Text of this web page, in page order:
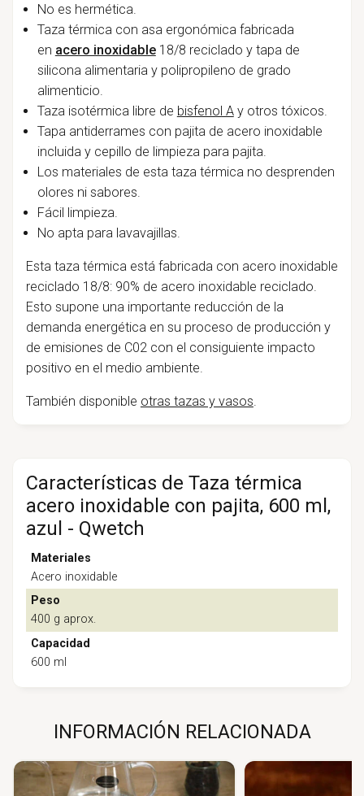
No es hermética.
Taza térmica con asa ergonómica fabricada
en acero inoxidable 18/8 reciclado y tapa de
silicona alimentaria y polipropileno de grado
alimenticio.
Taza isotérmica libre de bisfenol Ay otros tóxicos.
Tapa antiderrames con pajita de acero inoxidable
incluida y cepillo de limpieza para pajita.
Los materiales de esta taza térmica no desprenden
olores ni sabores.
Fácil limpieza.
No apta para lavavajillas.
Esta taza térmica está fabricada con acero inoxidable
reciclado 18/8: 90% de acero inoxidable reciclado.
Esto supone una importante reducción de la
demanda energética en su proceso de producción y
de emisiones de C02 con el consiguiente impacto
positivo en el medio ambiente.
También disponible otras tazas y vasos.
Características de Taza térmica
acero inoxidable con pajita, 600 ml,
azul - Qwetch
Materiales
Acero inoxidable
Peso
400 g aprox.
Capacidad
600 ml
INFORMACIÓN RELACIONADA